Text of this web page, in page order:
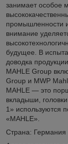
занимает особое
промышленности
внимание
будущее. В
доводка
MAHLE Group
Group и MWP
MAHLE — это
вкладыши,
1» используются
«MAHLE».
Страна: Германия